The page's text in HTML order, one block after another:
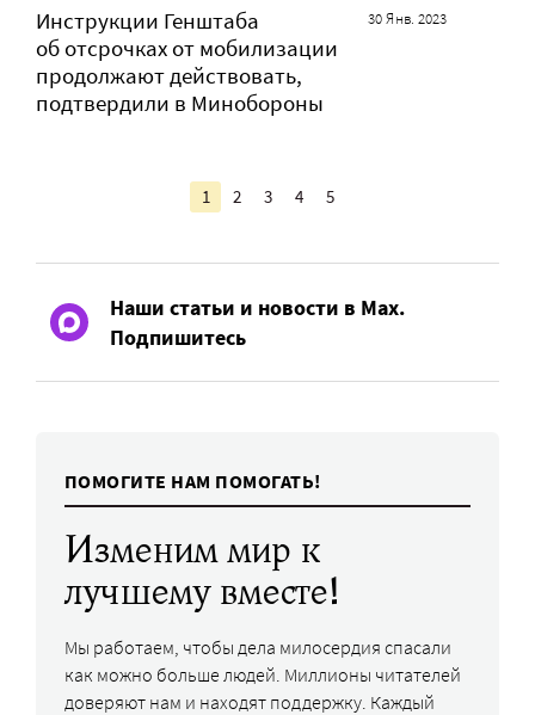
Инструкции Генштаба
об отсрочках от мобилизации
продолжают действовать,
подтвердили в Минобороны
30 Янв. 2023
1 2 3 4 5
Наши статьи и новости в Max.
Подпишитесь
ПОМОГИТЕ НАМ ПОМОГАТЬ!
Изменим мир к
лучшему вместе!
Мы работаем, чтобы дела милосердия спасали
как можно больше людей. Миллионы читателей
доверяют нам и находят поддержку. Каждый